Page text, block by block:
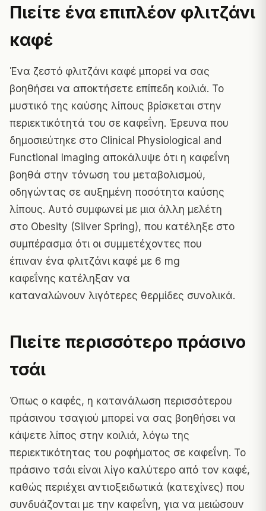
Πιείτε ένα επιπλέον φλιτζάνι
καφέ
Ένα ζεστό φλιτζάνι καφέ μπορεί να σας
βοηθήσει να αποκτήσετε επίπεδη κοιλιά. Το
μυστικό της καύσης λίπους βρίσκεται στην
περιεκτικότητά του σε καφεΐνη. Έρευνα που
δημοσιεύτηκε στο Clinical Physiological and
Functional Imaging αποκάλυψε ότι η καφεΐνη
βοηθά στην τόνωση του μεταβολισμού,
οδηγώντας σε αυξημένη ποσότητα καύσης
λίπους. Αυτό συμφωνεί με μια άλλη μελέτη
στο Obesity (Silver Spring), που κατέληξε στο
συμπέρασμα ότι οι συμμετέχοντες που
έπιναν ένα φλιτζάνι καφέ με 6 mg
καφεΐνης κατέληξαν να
καταναλώνουν λιγότερες θερμίδες συνολικά.
Πιείτε περισσότερο πράσινο
τσάι
Όπως ο καφές, η κατανάλωση περισσότερου
πράσινου τσαγιού μπορεί να σας βοηθήσει να
κάψετε λίπος στην κοιλιά, λόγω της
περιεκτικότητας του ροφήματος σε καφεΐνη. Το
πράσινο τσάι είναι λίγο καλύτερο από τον καφέ,
καθώς περιέχει αντιοξειδωτικά (κατεχίνες) που
συνδυάζονται με την καφεΐνη, για να μειώσουν